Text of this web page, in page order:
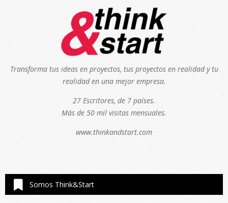
Transforma tus ideas en proyectos, tus proyectos en realidad y tu
realidad en una mejor empresa.
27 Escritores, de 7 países.
Más de 50 mil visitas mensuales.
www.thinkandstart.com
Somos Think&Start